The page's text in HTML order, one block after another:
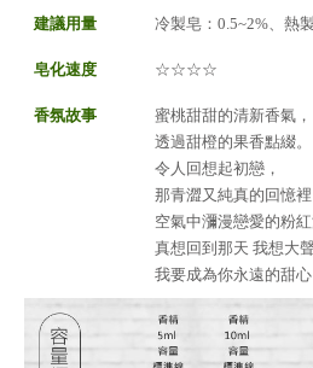
建議用量 冷製皂：0.5~2%、熱
皂化速度 ☆☆☆☆
香氛故事
蜜桃甜甜的清新香氣，
透過甜橙的果香點綴。
令人回想起初戀，
那青澀又純真的回憶裡
空氣中瀰漫戀愛的粉紅
真想回到那天 我想大
我要成為你永遠的甜心